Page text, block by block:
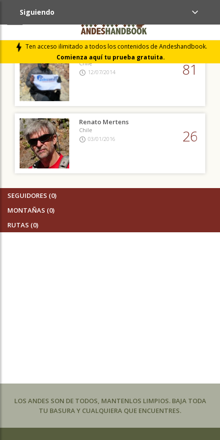
Ten acceso ilimitado a todos los contenidos de Andeshandbook.
Comienza aquí tu prueba gratuita.
Siguiendo
Adolfo Dell´Orto S.
Chile
12/07/2014
81
Renato Mertens
Chile
03/01/2016
26
SEGUIDORES (0)
MONTAÑAS (0)
RUTAS (0)
LOS ANDES SON DE TODOS, MANTENLOS LIMPIOS. BAJA TODA
TU BASURA Y CUALQUIERA QUE ENCUENTRES.